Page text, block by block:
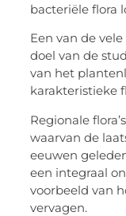
bacteriële flora
Een van de
doel van de
van het
karakteristieke
Regionale
waarvan de
eeuwen
een integraal
voorbeeld van
vervagen.